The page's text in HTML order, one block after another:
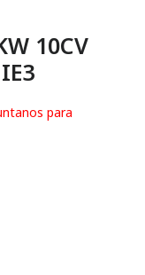
10CV
para